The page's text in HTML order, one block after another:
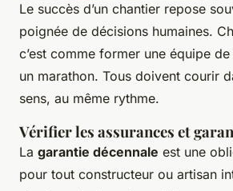
Le succès d’un chantier repose
poignée de décisions humaines.
c’est comme former une équipe
un marathon. Tous doivent courir
sens, au même rythme.
Vérifier les assurances et
La garantie décennale est une
pour tout constructeur ou artisan